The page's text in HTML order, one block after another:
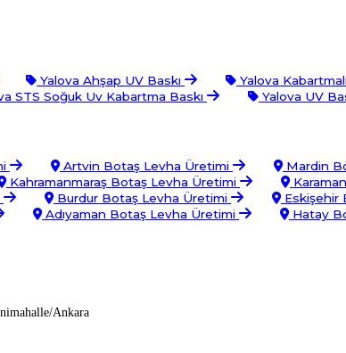
Yalova Ahşap UV Baskı Yalova
STS Soğuk Uv Kabartma Baskı Yalova UV
Artvin Botaş Levha Üretimi Mardin
Kahramanmaraş Botaş Levha Üretimi
Burdur Botaş Levha Üretimi Eskişehir
Adıyaman Botaş Levha Üretimi Hatay
Ankara